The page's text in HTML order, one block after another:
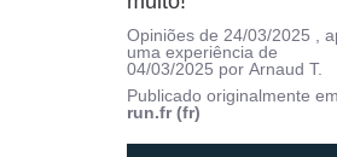
Opiniões de 24/03/2025
,
uma experiência de
04/03/2025 porArnaud T.
Publicado originalmente
run.fr (fr)